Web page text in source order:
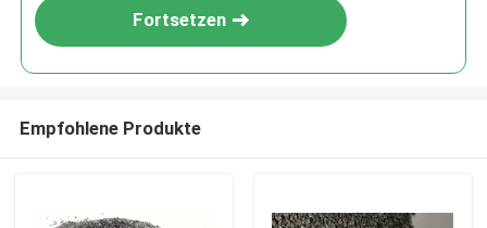
Fortsetzen
Empfohlene Produkte